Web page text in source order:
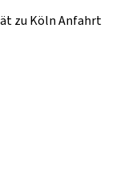
zu Köln Anfahrt